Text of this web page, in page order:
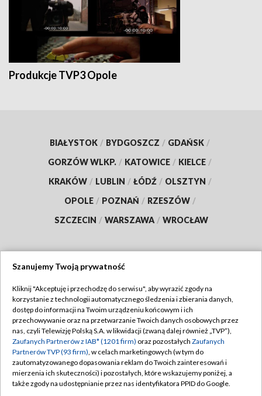
Produkcje TVP3 Opole
BIAŁYSTOK / BYDGOSZCZ / GDAŃSK /
GORZÓW WLKP. / KATOWICE / KIELCE /
KRAKÓW / LUBLIN / ŁÓDŹ / OLSZTYN /
OPOLE / POZNAŃ / RZESZÓW /
SZCZECIN / WARSZAWA / WROCŁAW
TVP
Abonament TVP
Emisja w TVP
Centrum informacji TVP
Naziemna Telewizja Cyfrowa
Regulamin TVP
Polityka prywatności
Moje zgody
Pomoc
Szanujemy Twoją prywatność
Kliknij "Akceptuję i przechodzę do serwisu", aby wyrazić zgody na
korzystanie z technologii automatycznego śledzenia i zbierania danych,
dostęp do informacji na Twoim urządzeniu końcowym i ich
przechowywanie oraz na przetwarzanie Twoich danych osobowych przez
nas, czyli Telewizję Polską S.A. w likwidacji (zwaną dalej również „TVP”),
Zaufanych Partnerów z IAB* (1201 firm) oraz pozostałych Zaufanych
Partnerów TVP (93 firm), w celach marketingowych (w tym do
zautomatyzowanego dopasowania reklam do Twoich zainteresowań i
mierzenia ich skuteczności) i pozostałych, które wskazujemy poniżej, a
także zgody na udostępnianie przez nas identyfikatora PPID do Google.